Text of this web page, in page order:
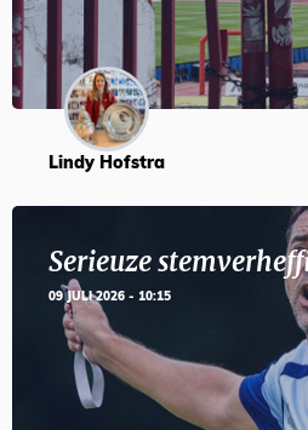
Lindy Hofstra
Serieuze
09 JULI 2026 - 10:15